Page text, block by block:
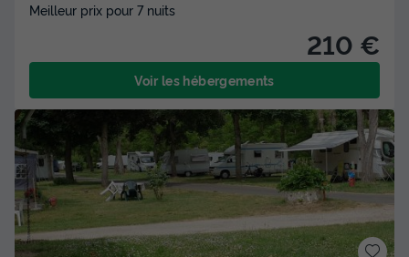
Meilleur prix pour 7 nuits
210 €
Voir les hébergements